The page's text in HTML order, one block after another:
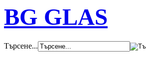
BG GLAS
Търсене...